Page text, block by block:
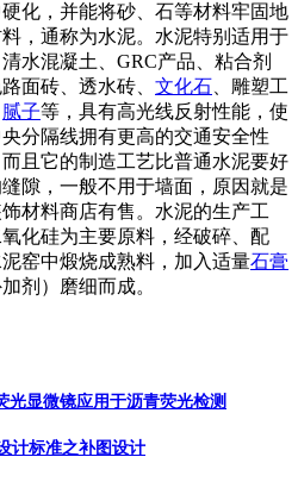
化，并能将砂、石等材料牢固地
，通称为水泥。水泥特别适用于
水混凝土、GRC产品、粘合剂
面砖、透水砖、 文化石 、雕塑工
腻子等，具有高光线反射性能，使
分隔线拥有更高的交通安全性
且它的制造工艺比普通水泥要好
缝隙，一般不用于墙面，原因就是
材料商店有售。水泥的生产工
化硅为主要原料，经破碎、配
窑中煅烧成熟料，加入适量石膏
剂）磨细而成。
光显微镜应用于沥青荧光检测
计标准之补图设计